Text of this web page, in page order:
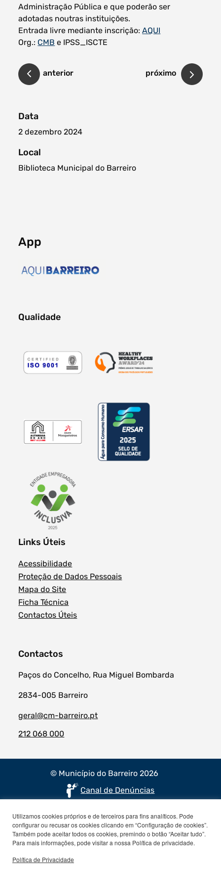
Administração Pública e que poderão ser
adotadas noutras instituições.
Entrada livre mediante inscrição:AQUI
Org.: CMB e IPSS_ISCTE
anterior próximo
Data
2 dezembro 2024
Local
Biblioteca Municipal do Barreiro
App
Qualidade
Links Úteis
Acessibilidade
Proteção de Dados Pessoais
Mapa do Site
Ficha Técnica
Contactos Úteis
Contactos
Paços do Concelho, Rua Miguel Bombarda
2834-005 Barreiro
geral@cm-barreiro.pt
212 068 000
© Município do Barreiro 2026
Canal de Denúncias
Utilizamos cookies próprios e de terceiros para fins analíticos. Pode
configurar ou recusar os cookies clicando em “Configuração de cookies”.
Também pode aceitar todos os cookies, premindo o botão “Aceitar tudo”.
Para mais informações, pode visitar a nossa Política de privacidade.
Política de Privacidade